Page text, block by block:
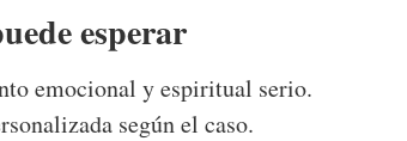
esperar
emocional y espiritual serio.
según el caso.